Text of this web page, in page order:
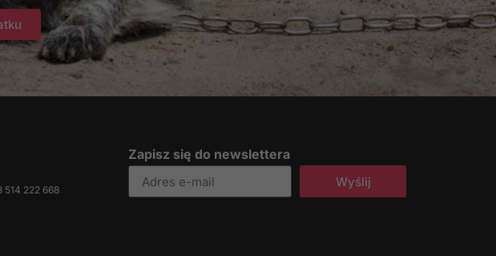
222 668
Zapisz się do newslettera
Wyślij
i